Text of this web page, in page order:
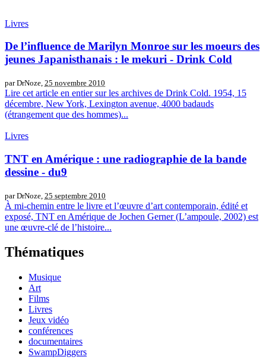
Livres
De l’influence de Marilyn Monroe sur les moeurs des
jeunes Japanisthanais : le mekuri - Drink Cold
par DrNoze, 25 novembre 2010
Lire cet article en entier sur les archives de Drink Cold. 1954, 15
décembre, New York, Lexington avenue, 4000 badauds
(étrangement que des hommes)...
Livres
TNT en Amérique : une radiographie de la bande
dessine - du9
par DrNoze, 25 septembre 2010
À mi-chemin entre le livre et l’œuvre d’art contemporain, édité et
exposé, TNT en Amérique de Jochen Gerner (L’ampoule, 2002) est
une œuvre-clé de l’histoire...
Thématiques
Musique
Art
Films
Livres
Jeux vidéo
conférences
documentaires
SwampDiggers